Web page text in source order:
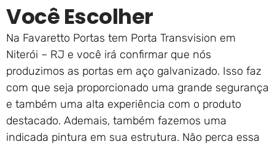
Você Escolher
Na Favaretto Portas tem Porta Transvision em
Niterói – RJ e você irá confirmar que nós
produzimos as portas em aço galvanizado. Isso faz
com que seja proporcionado uma grande segurança
e também uma alta experiência com o produto
destacado. Ademais, também fazemos uma
indicada pintura em sua estrutura. Não perca essa